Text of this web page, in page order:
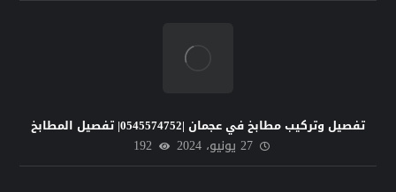
تفصيل وتركيب مطابخ في عجمان |0545574752| تفصيل المطابخ
27 يونيو، 2024 192